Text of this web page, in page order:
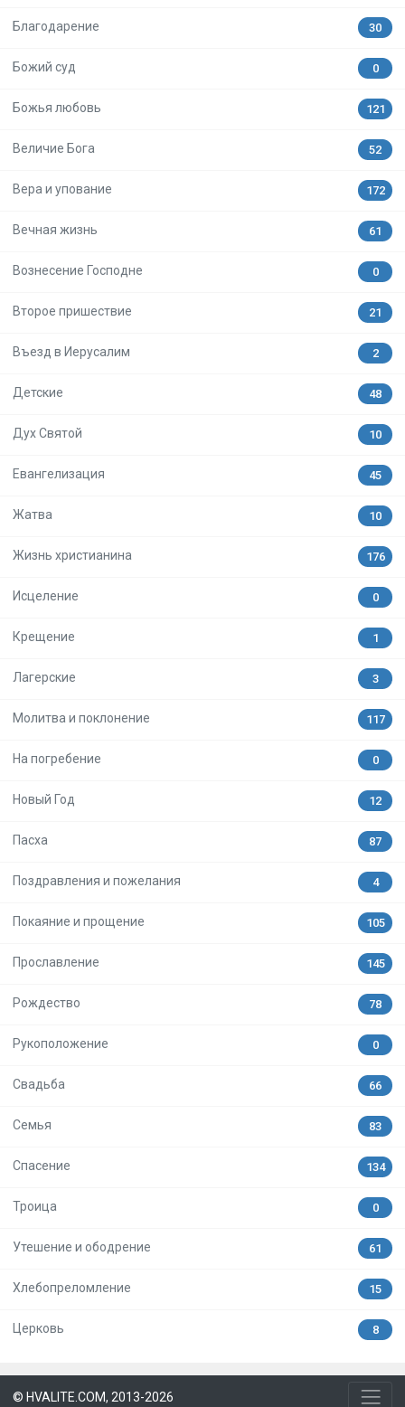
Благодарение 30
Божий суд 0
Божья любовь 121
Величие Бога 52
Вера и упование 172
Вечная жизнь 61
Вознесение Господне 0
Второе пришествие 21
Въезд в Иерусалим 2
Детские 48
Дух Святой 10
Евангелизация 45
Жатва 10
Жизнь христианина 176
Исцеление 0
Крещение 1
Лагерские 3
Молитва и поклонение 117
На погребение 0
Новый Год 12
Пасха 87
Поздравления и пожелания 4
Покаяние и прощение 105
Прославление 145
Рождество 78
Рукоположение 0
Свадьба 66
Семья 83
Спасение 134
Троица 0
Утешение и ободрение 61
Хлебопреломление 15
Церковь 8
© HVALITE.COM, 2013-2026